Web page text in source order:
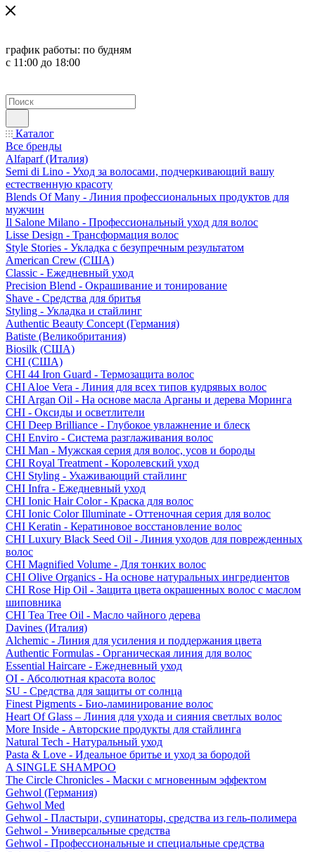
график работы: по будням
с 11:00 до 18:00
Каталог
Все бренды
Alfaparf (Италия)
Semi di Lino - Уход за волосами, подчеркивающий вашу
естественную красоту
Blends Of Many - Линия профессиональных продуктов для
мужчин
Il Salone Milano - Профессиональный уход для волос
Lisse Design - Трансформация волос
Style Stories - Укладка с безупречным результатом
American Crew (США)
Classic - Ежедневный уход
Precision Blend - Окрашивание и тонирование
Shave - Средства для бритья
Styling - Укладка и стайлинг
Authentic Beauty Concept (Германия)
Batiste (Великобритания)
Biosilk (США)
CHI (США)
CHI 44 Iron Guard - Термозащита волос
CHI Aloe Vera - Линия для всех типов кудрявых волос
CHI Argan Oil - На основе масла Арганы и дерева Моринга
CHI - Оксиды и осветлители
CHI Deep Brilliance - Глубокое увлажнение и блеск
CHI Enviro - Система разглаживания волос
CHI Man - Мужская серия для волос, усов и бороды
CHI Royal Treatment - Королевский уход
CHI Styling - Ухаживающий стайлинг
CHI Infra - Ежедневный уход
CHI Ionic Hair Color - Краска для волос
CHI Ionic Color Illuminate - Оттеночная серия для волос
CHI Keratin - Кератиновое восстановление волос
CHI Luxury Black Seed Oil - Линия уходов для поврежденных
волос
CHI Magnified Volume - Для тонких волос
CHI Olive Organics - На основе натуральных ингредиентов
CHI Rose Hip Oil - Защита цвета окрашенных волос с маслом
шиповника
CHI Tea Tree Oil - Масло чайного дерева
Davines (Италия)
Alchemic - Линия для усиления и поддержания цвета
Authentic Formulas - Органическая линия для волос
Essential Haircare - Eжедневный уход
OI - Абсолютная красота волос
SU - Средства для защиты от солнца
Finest Pigments - Био-ламинирование волос
Heart Of Glass – Линия для ухода и сияния светлых волос
More Inside - Авторские продукты для стайлинга
Natural Tech - Натуральный уход
Pasta & Love - Идеальное бритье и уход за бородой
A SINGLE SHAMPOO
The Circle Chronicles - Маски с мгновенным эффектом
Gehwol (Германия)
Gehwol Med
Gehwol - Пластыри, супинаторы, средства из гель-полимера
Gehwol - Универсальные средства
Gehwol - Профессиональные и специальные средства